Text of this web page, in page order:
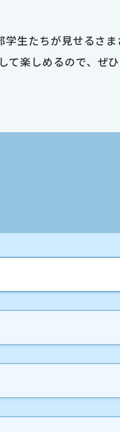
生たちが見せるさ
て楽しめるので、ぜ